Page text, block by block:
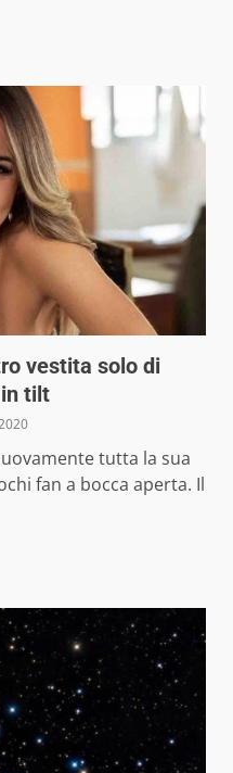
vestita solo di
tilt
tutta la sua
fan a bocca aperta. Il